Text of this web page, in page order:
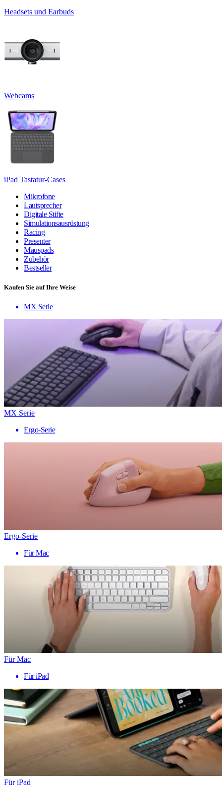
Headsets und Earbuds
Webcams
iPad Tastatur-Cases
Mikrofone
Lautsprecher
Digitale Stifte
Simulationsausrüstung
Racing
Presenter
Mauspads
Zubehör
Bestseller
Kaufen Sie auf Ihre Weise
MX Serie
MX Serie
Ergo-Serie
Ergo-Serie
Für Mac
Für Mac
Für iPad
Für iPad